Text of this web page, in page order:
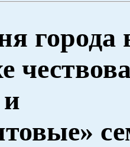
города